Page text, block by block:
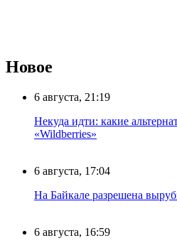
Новое
6 августа, 21:19
Некуда идти: какие
«Wildberries»
6 августа, 17:04
На Байкале разрешена
6 августа, 16:59